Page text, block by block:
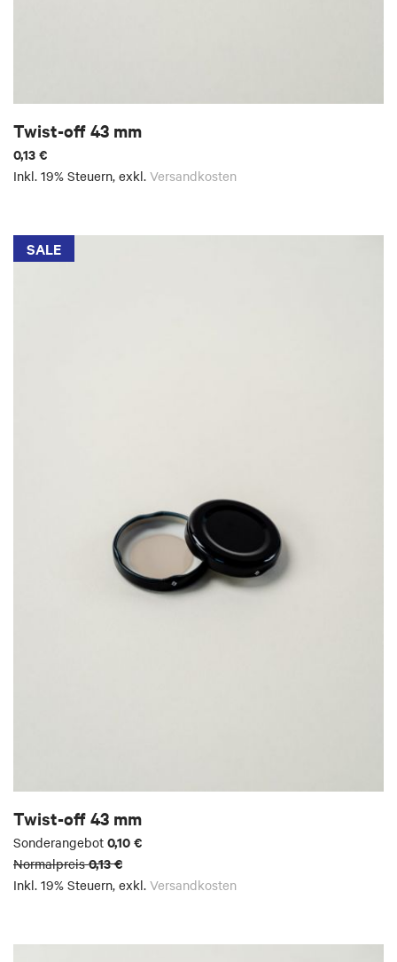
Twist-off 43 mm
0,13 €
Inkl. 19% Steuern, exkl. Versandkosten
SALE
Twist-off 43 mm
Sonderangebot 0,10 €
Normalpreis 0,13 €
Inkl. 19% Steuern, exkl. Versandkosten